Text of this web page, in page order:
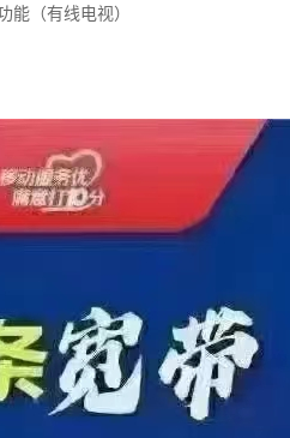
能（有线电视）